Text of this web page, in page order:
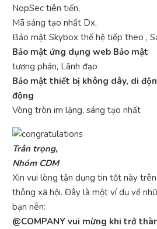
NopSec tiên tiến,
Mã sáng tạo nhất Dx,
Bảo mật Skybox thế hệ tiếp theo ,
Bảo mật ứng dụng web Bảo mật
tương phản, Lãnh đạo
Bảo mật thiết bị không dây, di
động
Vòng tròn im lặng, sáng tạo nhất
Trân trọng,
Nhóm CDM
Xin vui lòng tận dụng tin tốt này
thông xã hội. Đây là một ví dụ về
bạn nên:
@COMPANY vui mừng khi trở